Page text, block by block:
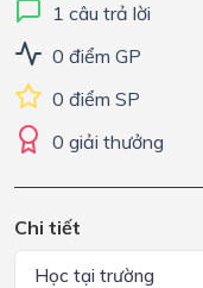
1 câu trả lời
0 điểm GP
0 điểm SP
0 giải thưởng
Chi tiết
Học tại trường